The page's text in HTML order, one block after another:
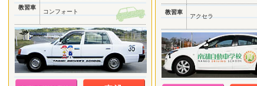
教習車
コンフォート 教習車
アクセラ